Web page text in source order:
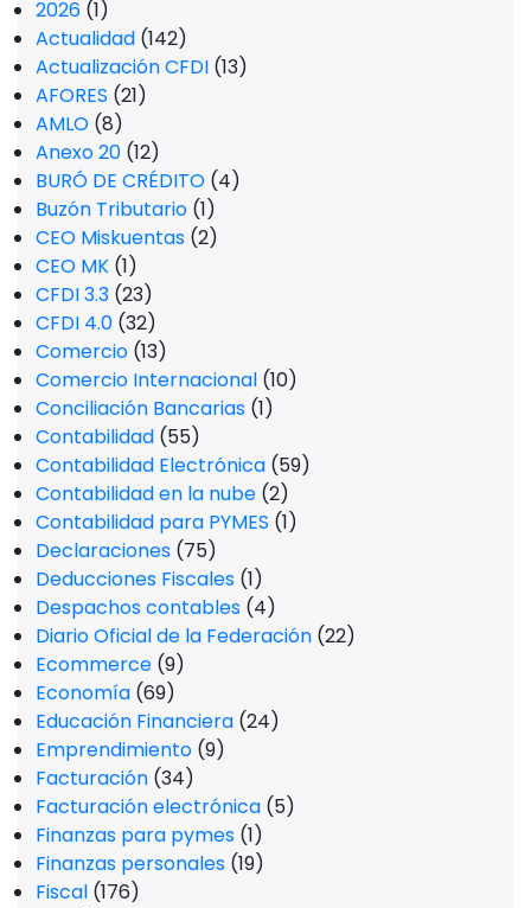
2026 (1)
Actualidad (142)
Actualización CFDI (13)
AFORES (21)
AMLO (8)
Anexo 20 (12)
BURÓ DE CRÉDITO (4)
Buzón Tributario (1)
CEO Miskuentas (2)
CEO MK (1)
CFDI 3.3 (23)
CFDI 4.0 (32)
Comercio (13)
Comercio Internacional (10)
Conciliación Bancarias (1)
Contabilidad (55)
Contabilidad Electrónica (59)
Contabilidad en la nube (2)
Contabilidad para PYMES (1)
Declaraciones (75)
Deducciones Fiscales (1)
Despachos contables (4)
Diario Oficial de la Federación (22)
Ecommerce (9)
Economía (69)
Educación Financiera (24)
Emprendimiento (9)
Facturación (34)
Facturación electrónica (5)
Finanzas para pymes (1)
Finanzas personales (19)
Fiscal (176)